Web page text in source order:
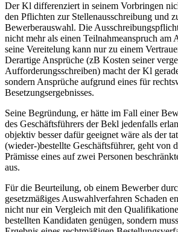
Der Kl differenziert in seinem Vorbringen
den Pflichten zur Stellenausschreibung und
Bewerberauswahl. Die
nicht mehr als einen Teilnahmeanspruch am
seine Vereitelung kann nur zu einem
Derartige Ansprüche (zB Kosten seiner
Aufforderungsschreiben) macht der Kl
sondern Ansprüche aufgrund eines für
Besetzungsergebnisses.
Seine Begründung, er hätte im Fall einer
des Geschäftsführers der Bekl jedenfalls
objektiv besser dafür geeignet wäre als der
(wieder-)bestellte Geschäftsführer, geht von
Prämisse eines auf zwei Personen
aus.
Für die Beurteilung, ob einem Bewerber
gesetzmäßiges Auswahlverfahren Schaden
nicht nur ein Vergleich mit den
bestellten Kandidaten genügen, sondern